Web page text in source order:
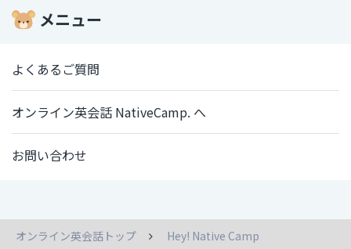
メニュー
よくあるご質問
オンライン英会話 NativeCamp. へ
お問い合わせ
オンライン英会話トップ
Hey! Native Camp